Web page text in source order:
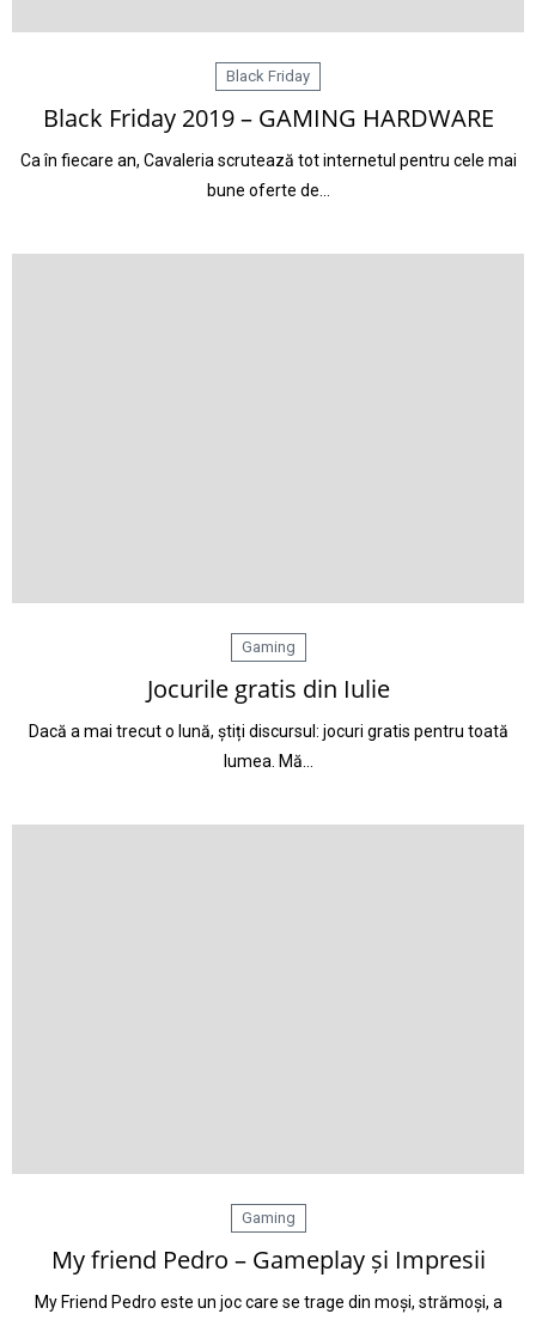
Black Friday
Black Friday 2019 – GAMING HARDWARE
Ca în fiecare an, Cavaleria scrutează tot internetul pentru cele mai
bune oferte de…
Gaming
Jocurile gratis din Iulie
Dacă a mai trecut o lună, știți discursul: jocuri gratis pentru toată
lumea. Mă…
Gaming
My friend Pedro – Gameplay și Impresii
My Friend Pedro este un joc care se trage din moși, strămoși, a